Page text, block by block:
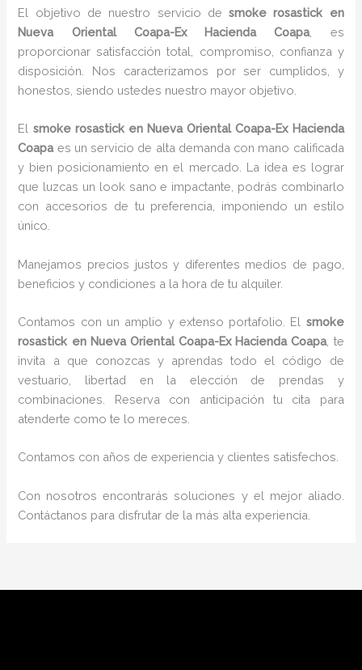
El objetivo de nuestro servicio desmoke rosastick en
Nueva Oriental Coapa-Ex Hacienda Coapa, es
proporcionar satisfacción total, compromiso, confianza y
disposición. Nos caracterizamos por ser cumplidos, y
honestos, siendo ustedes nuestro mayor objetivo.
El smoke rosasticken Nueva Oriental Coapa-Ex Hacienda
Coapa es un servicio de alta demanda con mano calificada
y bien posicionamiento en el mercado. La idea es lograr
que luzcas un look sano e impactante, podrás combinarlo
con accesorios de tu preferencia, imponiendo un estilo
único.
Manejamos precios justos y diferentes medios de pago,
beneficios y condiciones a la hora de tu alquiler.
Contamos con un amplio y extenso portafolio. El smoke
rosastick en Nueva Oriental Coapa-Ex Hacienda Coapa, te
invita a que conozcas y aprendas todo el código de
vestuario, libertad en la elección de prendas y
combinaciones. Reserva con anticipación tu cita para
atenderte como te lo mereces.
Contamos con años de experiencia y clientes satisfechos.
Con nosotros encontrarás soluciones y el mejor aliado.
Contáctanos para disfrutar de la más alta experiencia.